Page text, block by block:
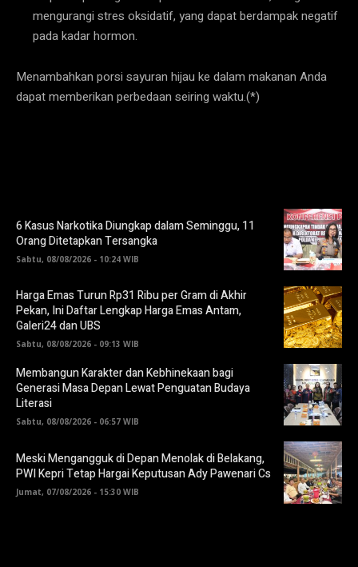
mengurangi stres oksidatif, yang dapat berdampak negatif
pada kadar hormon.
Menambahkan porsi sayuran hijau ke dalam makanan Anda
dapat memberikan perbedaan seiring waktu.(*)
6 Kasus Narkotika Diungkap dalam Seminggu, 11
Orang Ditetapkan Tersangka
Sabtu, 08/08/2026 - 10:24 WIB
Harga Emas Turun Rp31 Ribu per Gram di Akhir
Pekan, Ini Daftar Lengkap Harga Emas Antam,
Galeri24 dan UBS
Sabtu, 08/08/2026 - 09:13 WIB
Membangun Karakter dan Kebhinekaan bagi
Generasi Masa Depan Lewat Penguatan Budaya
Literasi
Sabtu, 08/08/2026 - 06:57 WIB
Meski Mengangguk di Depan Menolak di Belakang,
PWI Kepri Tetap Hargai Keputusan Ady Pawenari Cs
Jumat, 07/08/2026 - 15:30 WIB